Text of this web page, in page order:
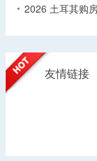
2026 土耳其购
友情链接